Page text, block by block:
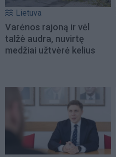
Lietuva
Varėnos rajoną ir vėl
talžė audra, nuvirtę
medžiai užtvėrė kelius